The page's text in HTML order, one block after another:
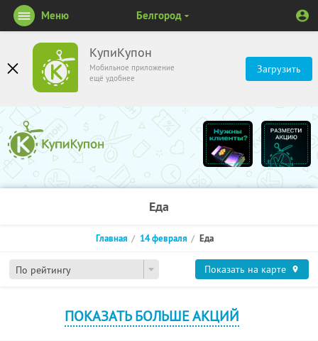
КупиКупон
Мобильное приложение
ещё удобнее
Загрузить
Меню Белгород
Еда
По рейтингу
Главная 14 февраля Еда
Показать на карте
ПОКАЗАТЬ БОЛЬШЕ АКЦИЙ